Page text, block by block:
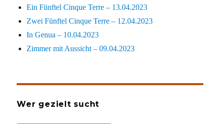
Ein Fünftel Cinque Terre – 13.04.2023
Zwei Fünftel Cinque Terre – 12.04.2023
In Genua – 10.04.2023
Zimmer mit Aussicht – 09.04.2023
Wer gezielt sucht